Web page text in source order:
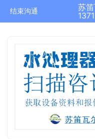
结束沟通
苏